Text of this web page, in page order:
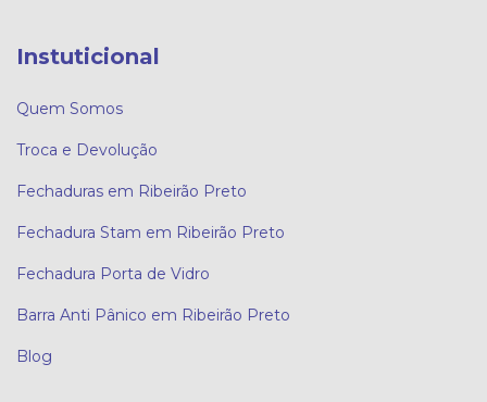
Instuticional
Quem Somos
Troca e Devolução
Fechaduras em Ribeirão Preto
Fechadura Stam em Ribeirão Preto
Fechadura Porta de Vidro
Barra Anti Pânico em Ribeirão Preto
Blog